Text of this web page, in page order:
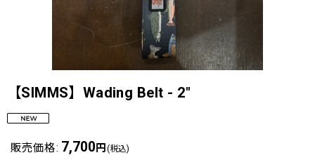
【SIMMS】Wading Belt - 2"
販売価格: 7,700 円 (税込)